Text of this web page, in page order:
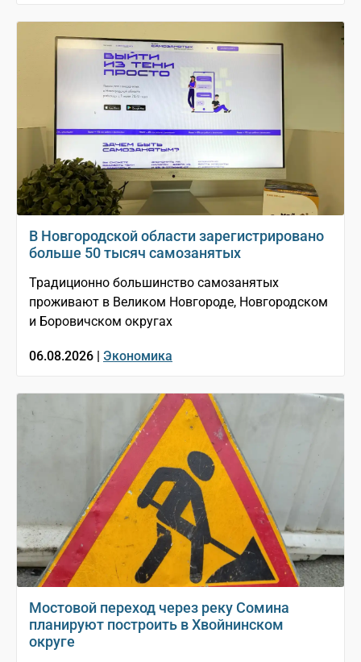
В Новгородской области зарегистрировано
больше 50 тысяч самозанятых
Традиционно большинство самозанятых
проживают в Великом Новгороде, Новгородском
и Боровичском округах
06.08.2026 | Экономика
Мостовой переход через реку Сомина
планируют построить в Хвойнинском
округе